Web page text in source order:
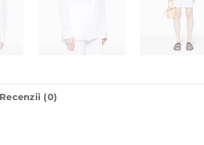
Recenzii (0)